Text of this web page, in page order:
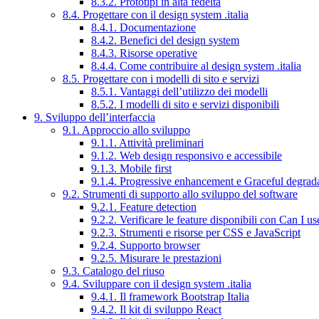
8.4. Progettare con il design system .italia
8.4.1. Documentazione
8.4.2. Benefici del design system
8.4.3. Risorse operative
8.4.4. Come contribuire al design system .italia
8.5. Progettare con i modelli di sito e servizi
8.5.1. Vantaggi dell’utilizzo dei modelli
8.5.2. I modelli di sito e servizi disponibili
9. Sviluppo dell’interfaccia
9.1. Approccio allo sviluppo
9.1.1. Attività preliminari
9.1.2. Web design responsivo e accessibile
9.1.3. Mobile first
9.1.4. Progressive enhancement e Graceful
9.2. Strumenti di supporto allo sviluppo del software
9.2.1. Feature detection
9.2.2. Verificare le feature disponibili con Can I
9.2.3. Strumenti e risorse per CSS e JavaScript
9.2.4. Supporto browser
9.2.5. Misurare le prestazioni
9.3. Catalogo del riuso
9.4. Sviluppare con il design system .italia
9.4.1. Il framework Bootstrap Italia
9.4.2. Il kit di sviluppo React